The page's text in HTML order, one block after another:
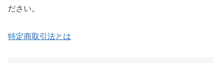
ださい。
特定商取引法とは